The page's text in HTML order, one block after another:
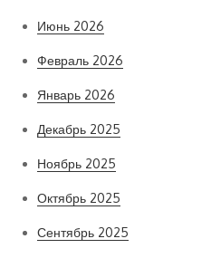
Июнь 2026
Февраль 2026
Январь 2026
Декабрь 2025
Ноябрь 2025
Октябрь 2025
Сентябрь 2025